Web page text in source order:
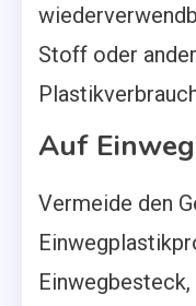
Stoff oder
Auf
Vermeide den
Einwegbesteck,